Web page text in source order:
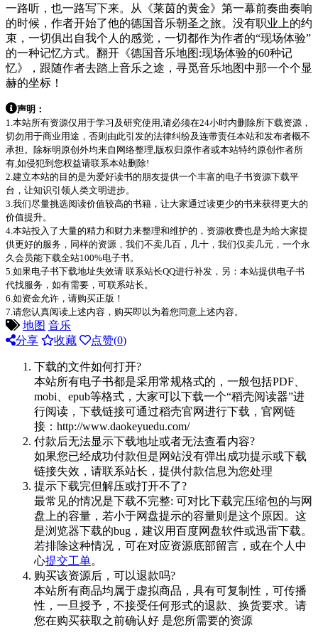
一路听，也一路写下来。从《莱茵的黄金》第一幕前奏曲奏响
的时候，作者开始了他的德国音乐朝圣之旅。没有职业上的约
束，一切俱出自我个人的感觉，一切都作为作者的“现场体验”
的一种记忆方式。翻开《德国音乐地图:现场体验的60种记
忆》，跟随作者去踏上音乐之途，寻觅音乐地图中那一个个显
赫的坐标！
声明：
1.本站所有资源仅用于学习及研究使用,请必须在24小时内删除所下载资源，
切勿用于商业用途，否则由此引发的法律纠纷及连带责任本站和发布者概不
承担。除标明原创外均来自网络整理,版权归原作者或本站特约原创作者所
有,如侵犯到您权益请联系本站删除!
2.建立本站的目的是为爱好读书的朋友提供一个丰富的电子书资源下载平
台，让知识引领人类文明进步。
3.我们尽量挑选阅读价值较高的书籍，让大家通过读更少的书来获得更大的
价值提升。
4.本站投入了大量的精力和财力来整理和维护的，资源收费也是为给大家提
供更好的服务，同样的资源，我们不卖几百，几十，我们仅卖几元，一个永
久会员能下载全站100%电子书。
5.如果电子书下载地址失效请 联系站长QQ进行补发，另：本站提供电子书
代找服务，如有需要，可联系站长。
6.如资金允许，请购买正版！
7.请您认真阅读上述内容，购买即以为着您同意上述内容。
地图 音乐
分享
收藏 点赞(0)
下载的文件如何打开?
本站所有电子书都是采用常规格式的，一般包括PDF、
mobi、epub等格式，大家可以下载一个“稻壳阅读器”进
行阅读，下载链接可通过稻壳官网进行下载，官网链
接：http://www.daokeyuedu.com/
付款后无法显示下载地址或者无法查看内容?
如果您已经成功付款但是网站没有弹出成功提示或下载
链接失效，请联系站长，提供付款信息为您处理
提示下载完但解压或打开不了?
最常见的情况是下载不完整: 可对比下载完压缩包的与网
盘上的容量，若小于网盘提示的容量则是这个原因。这
是浏览器下载的bug，建议用百度网盘软件或迅雷下载。
若排除这种情况，可在对应资源底部留言，或在个人中
心提交工单。
购买该资源后，可以退款吗?
本站所有商品均属于虚拟商品，具有可复制性，可传播
性，一旦授予，不接受任何形式的退款、换货要求。请
您在购买获取之前确认好 是您所需要的资源